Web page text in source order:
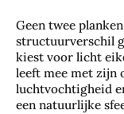
Geen twee
structuurverschil
kiest voor licht
leeft mee met zijn
luchtvochtigheid
een natuurlijke